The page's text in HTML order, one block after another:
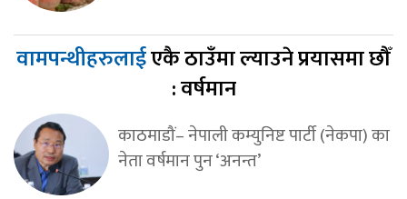
वामपन्थीहरुलाईएकै ठाउँमा ल्याउने प्रयासमा छौँ
: वर्षमान
काठमाडौं– नेपाली कम्युनिष्ट पार्टी (नेकपा) का
नेता वर्षमान पुन ‘अनन्त’